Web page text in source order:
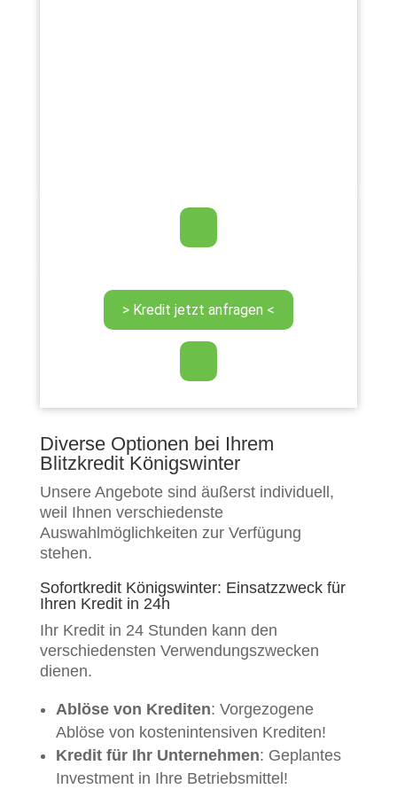
Diverse Optionen bei Ihrem
Blitzkredit Königswinter
Unsere Angebote sind äußerst individuell,
weil Ihnen verschiedenste
Auswahlmöglichkeiten zur Verfügung
stehen.
Sofortkredit Königswinter: Einsatzzweck für
Ihren Kredit in 24h
Ihr Kredit in 24 Stunden kann den
verschiedensten Verwendungszwecken
dienen.
Ablöse von Krediten: Vorgezogene
Ablöse von kostenintensiven Krediten!
Kredit für Ihr Unternehmen: Geplantes
Investment in Ihre Betriebsmittel!